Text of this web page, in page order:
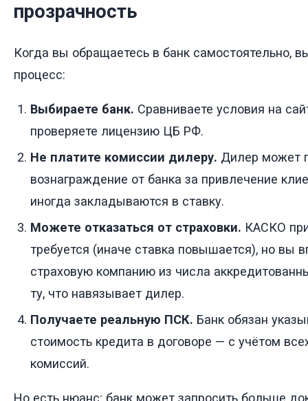
прозрачность
Когда вы обращаетесь в банк самостоятельно,
процесс:
Выбираете банк. Сравниваете условия на
проверяете лицензию ЦБ РФ.
Не платите комиссии дилеру. Дилер может
вознаграждение от банка за привлечение
иногда закладываются в ставку.
Можете отказаться от страховки. КАСКО
требуется (иначе ставка повышается), но вы
страховую компанию из числа
ту, что навязывает дилер.
Получаете реальную ПСК. Банк обязан
стоимость кредита в договоре — с учётом
комиссий.
Но есть нюанс: банк может запросить больше